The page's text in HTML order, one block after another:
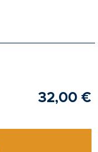
32,00 €